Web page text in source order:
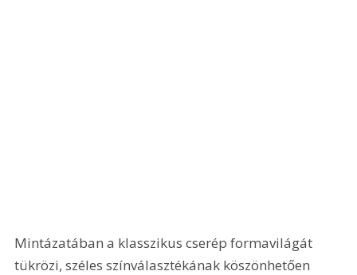
Mintázatában a klasszikus cserép formavilágát
tükrözi, széles színválasztékának köszönhetően